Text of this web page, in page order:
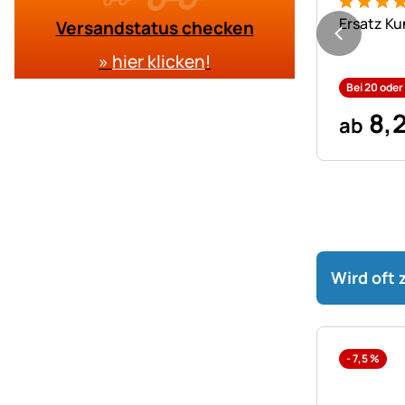
Versandstatus checken
» hier klicken!
2
Ersatz
Bei 20
ab 8,
Wird oft
-7,5%